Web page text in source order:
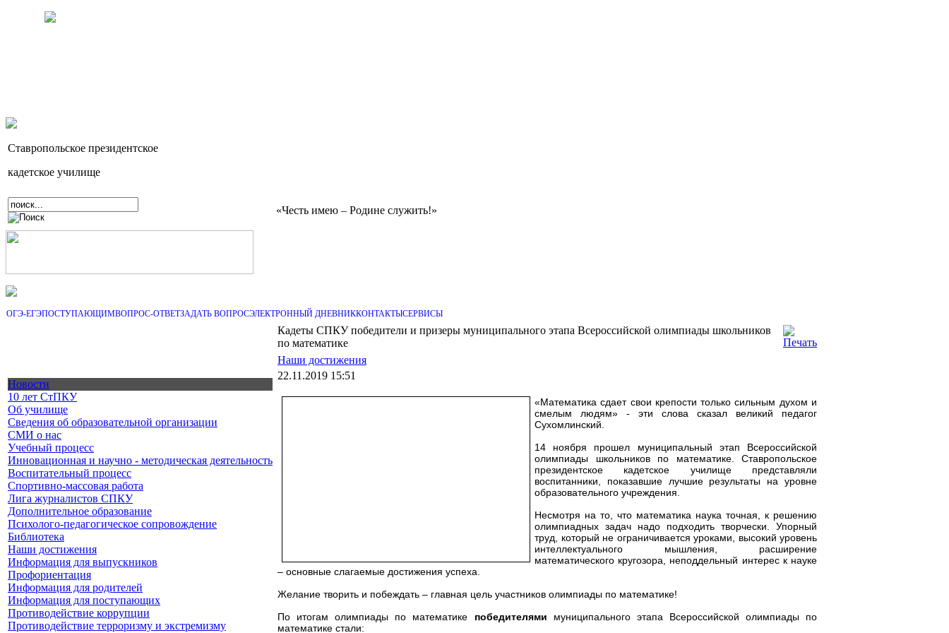
Ставропольское президентское
кадетское училище
«Честь имею – Родине служить!»
ОГЭ-ЕГЭПОСТУПАЮЩИМВОПРОС-ОТВЕТЗАДАТЬ ВОПРОСЭЛЕКТРОННЫЙ ДНЕВНИККОНТАКТЫСЕРВИСЫ
Новости
10 лет СтПКУ
Об училище
Сведения об образовательной организации
СМИ о нас
Учебный процесс
Инновационная и научно - методическая деятельность
Воспитательный процесс
Спортивно-массовая работа
Лига журналистов СПКУ
Дополнительное образование
Психолого-педагогическое сопровождение
Библиотека
Наши достижения
Информация для выпускников
Профориентация
Информация для родителей
Информация для поступающих
Противодействие коррупции
Противодействие терроризму и экстремизму
Кадеты СПКУ победители и призеры муниципального этапа Всероссийской олимпиады школьников
по математике
Наши достижения
22.11.2019 15:51
«Математика сдает свои крепости только сильным духом и
смелым людям» - эти слова сказал великий педагог
Сухомлинский.
14 ноября прошел муниципальный этап Всероссийской
олимпиады школьников по математике. Ставропольское
президентское кадетское училище представляли
воспитанники, показавшие лучшие результаты на уровне
образовательного учреждения.
Несмотря на то, что математика наука точная, к решению
олимпиадных задач надо подходить творчески. Упорный
труд, который не ограничивается уроками, высокий уровень
интеллектуального мышления, расширение
математического кругозора, неподдельный интерес к науке
– основные слагаемые достижения успеха.
Желание творить и побеждать – главная цель участников олимпиады по математике!
По итогам олимпиады по математике победителями муниципального этапа Всероссийской олимпиады по
математике стали: